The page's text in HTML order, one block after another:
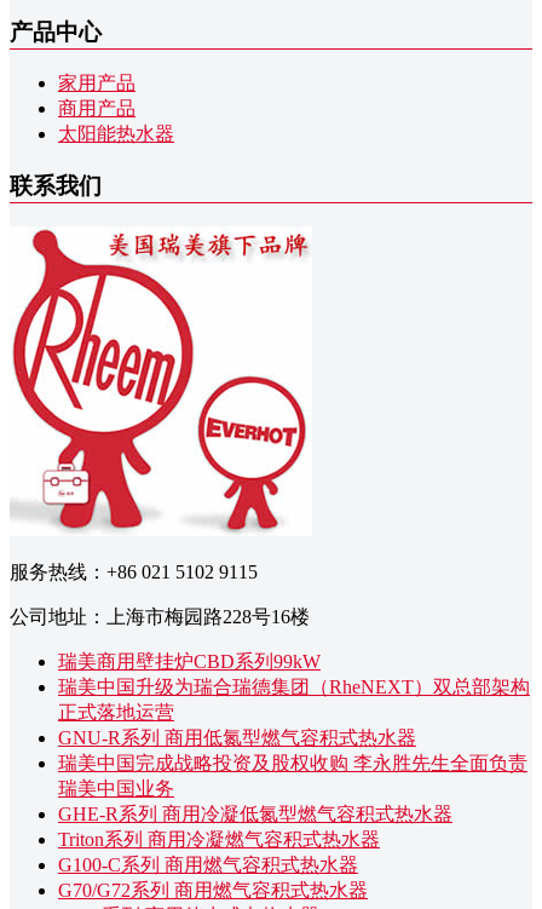
产品中心
家用产品
商用产品
太阳能热水器
联系我们
服务热线：+86 021 5102 9115
公司地址：上海市梅园路228号16楼
瑞美商用壁挂炉CBD系列99kW
瑞美中国升级为瑞合瑞德集团（RheNEXT）双总部架构
正式落地运营
GNU-R系列 商用低氮型燃气容积式热水器
瑞美中国完成战略投资及股权收购 李永胜先生全面负责
瑞美中国业务
GHE-R系列 商用冷凝低氮型燃气容积式热水器
Triton系列 商用冷凝燃气容积式热水器
G100-C系列 商用燃气容积式热水器
G70/G72系列 商用燃气容积式热水器